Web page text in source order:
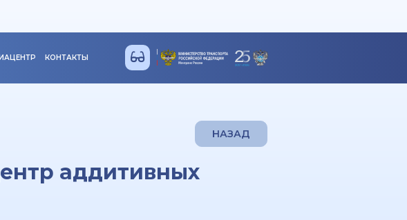
КОНТАКТЫ
НАЗАД
аддитивных